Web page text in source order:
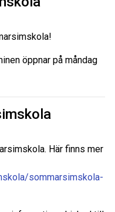
öppnar på måndag
Här finns mer
sommarsimskola-